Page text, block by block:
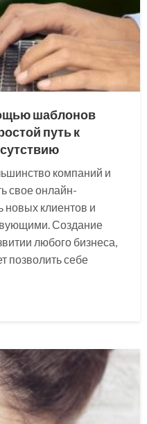
шаблонов
путь к
компаний и
свое онлайн-
новых клиентов и
Создание
любого бизнеса,
позволить себе